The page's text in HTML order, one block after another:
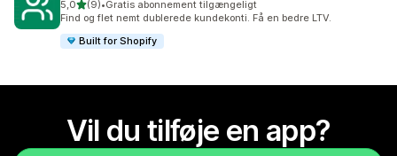
5,0ud af 5 stjerner
(9)
9 anmeldelser i alt
•Gratis abonnement tilgængeligt
Find og flet nemt dublerede kundekonti. Få en bedre LTV.
Built for Shopify
Vil du tilføje en app?